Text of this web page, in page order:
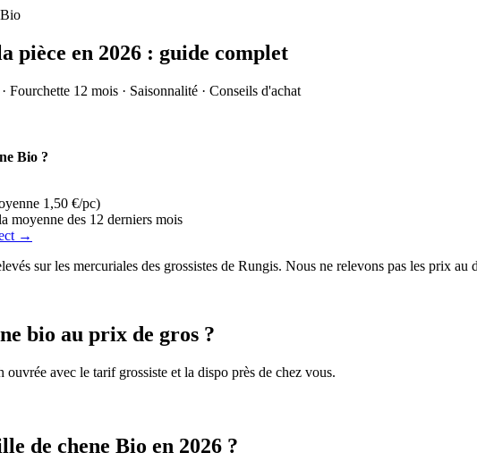
pièce en 2026 : guide complet
Fourchette 12 mois · Saisonnalité · Conseils d'achat
Bio ?
1,50 €/pc)
moyenne des 12 derniers mois
→
sur les mercuriales des grossistes de Rungis. Nous ne relevons pas les prix
bio au prix de gros ?
avec le tarif grossiste et la dispo près de chez vous.
de chene Bio en 2026 ?